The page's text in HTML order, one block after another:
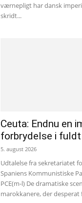
værnepligt har dansk
skridt...
Ceuta: Endnu en
forbrydelse i
5. august 2026
Udtalelse fra sekretariatet
Spaniens Kommunistiske
PCE(m-l) De dramatiske
marokkanere, der desperat